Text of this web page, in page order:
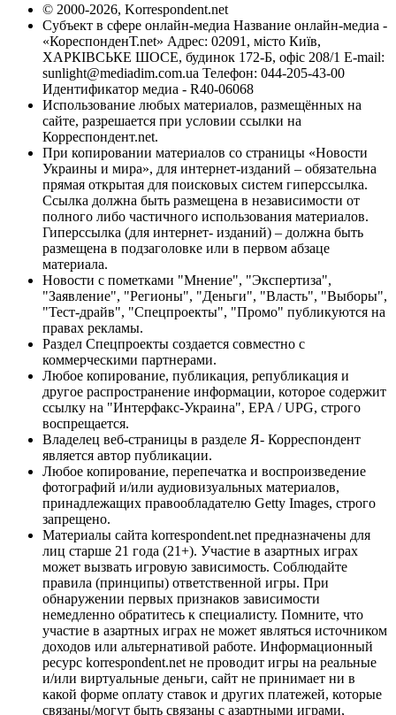
© 2000-2026, Korrespondent.net
Субъект в сфере онлайн-медиа Название онлайн-медиа -
«КореспонденТ.net» Адрес: 02091, місто Київ,
ХАРКІВСЬКЕ ШОСЕ, будинок 172-Б, офіс 208/1 E-mail:
sunlight@mediadim.com.ua Телефон: 044-205-43-00
Идентификатор медиа - R40-06068
Использование любых материалов, размещённых на
сайте, разрешается при условии ссылки на
Корреспондент.net.
При копировании материалов со страницы «Новости
Украины и мира», для интернет-изданий – обязательна
прямая открытая для поисковых систем гиперссылка.
Ссылка должна быть размещена в независимости от
полного либо частичного использования материалов.
Гиперссылка (для интернет- изданий) – должна быть
размещена в подзаголовке или в первом абзаце
материала.
Новости с пометками "Мнение", "Экспертиза",
"Заявление", "Регионы", "Деньги", "Власть", "Выборы",
"Тест-драйв", "Спецпроекты", "Промо" публикуются на
правах рекламы.
Раздел Спецпроекты создается совместно с
коммерческими партнерами.
Любое копирование, публикация, републикация и
другое распространение информации, которое содержит
ссылку на "Интерфакс-Украина", EPA / UPG, строго
воспрещается.
Владелец веб-страницы в разделе Я- Корреспондент
является автор публикации.
Любое копирование, перепечатка и воспроизведение
фотографий и/или аудиовизуальных материалов,
принадлежащих правообладателю Getty Images, строго
запрещено.
Материалы сайта korrespondent.net предназначены для
лиц старше 21 года (21+). Участие в азартных играх
может вызвать игровую зависимость. Соблюдайте
правила (принципы) ответственной игры. При
обнаружении первых признаков зависимости
немедленно обратитесь к специалисту. Помните, что
участие в азартных играх не может являться источником
доходов или альтернативой работе. Информационный
ресурс korrespondent.net не проводит игры на реальные
и/или виртуальные деньги, сайт не принимает ни в
какой форме оплату ставок и других платежей, которые
связаны/могут быть связаны с азартными играми,